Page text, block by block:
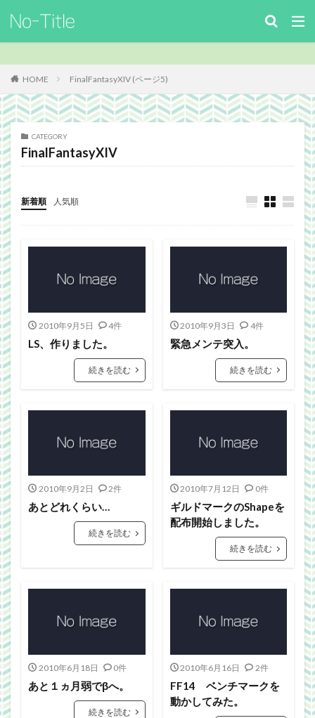
HOME FinalFantasyXIV (ページ5)
CATEGORY
FinalFantasyXIV
新着順 人気順
2010年9月5日 4件
LS、作りました。
続きを読む
2010年9月3日 4件
緊急メンテ突入。
続きを読む
2010年9月2日 2件
あとどれくらい…
続きを読む
2010年7月12日 0件
ギルドマークのShapeを
配布開始しました。
続きを読む
2010年6月18日 0件
あと１ヵ月弱でβへ。
続きを読む
2010年6月16日 2件
FF14 ベンチマークを
動かしてみた。
カテゴリー
ArcheAge Benchmark
TERA
The Elder ScrollsOnline
Webgraphics
wordpress
WorldNews
βテスト
アンライト
サービス終了
ブラウザゲーム
よさこい
三國志Online
下ネタ注意
佐川クオリティ
口蹄疫